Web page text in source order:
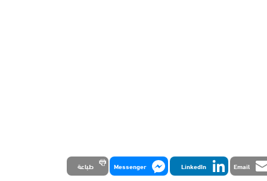
Email
LinkedIn
Messenger طباعة